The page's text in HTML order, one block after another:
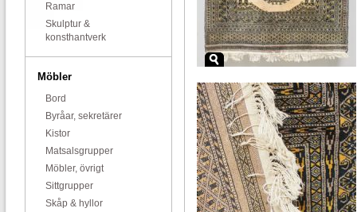
Ramar
Skulptur &
konsthantverk
Möbler
Bord
Byråar, sekretärer
Kistor
Matsalsgrupper
Möbler, övrigt
Sittgrupper
Skåp & hyllor